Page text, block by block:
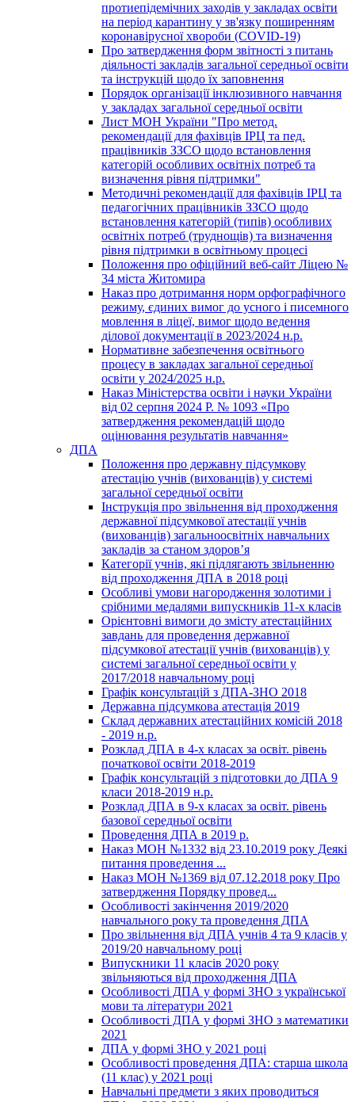
протиепідемічних заходів у закладах освіти
на період карантину у зв'язку поширенням
коронавірусної хвороби (COVID-19)
Про затвердження форм звітності з питань
діяльності закладів загальної середньої освіти
та інструкцій щодо їх заповнення
Порядок організації інклюзивного навчання
у закладах загальної середньої освіти
Лист МОН України "Про метод.
рекомендації для фахівців ІРЦ та пед.
працівників ЗЗСО щодо встановлення
категорій особливих освітніх потреб та
визначення рівня підтримки"
Методичні рекомендації для фахівців ІРЦ та
педагогічних працівників ЗЗСО щодо
встановлення категорій (типів) особливих
освітніх потреб (труднощів) та визначення
рівня підтримки в освітньому процесі
Положення про офіційний веб-сайт Ліцею №
34 міста Житомира
Наказ про дотримання норм орфографічного
режиму, єдиних вимог до усного і писемного
мовлення в ліцеї, вимог щодо ведення
ділової документації в 2023/2024 н.р.
Нормативне забезпечення освітнього
процесу в закладах загальної середньої
освіти у 2024/2025 н.р.
Наказ Міністерства освіти і науки України
від 02 серпня 2024 Р. № 1093 «Про
затвердження рекомендацій щодо
оцінювання результатів навчання»
ДПА
Положення про державну підсумкову
атестацію учнів (вихованців) у системі
загальної середньої освіти
Інструкція про звільнення від проходження
державної підсумкової атестації учнів
(вихованців) загальноосвітніх навчальних
закладів за станом здоров’я
Категорії учнів, які підлягають звільненню
від проходження ДПА в 2018 році
Особливі умови нагородження золотими і
срібними медалями випускників 11-х класів
Орієнтовні вимоги до змісту атестаційних
завдань для проведення державної
підсумкової атестації учнів (вихованців) у
системі загальної середньої освіти у
2017/2018 навчальному році
Графік консультацій з ДПА-ЗНО 2018
Державна підсумкова атестація 2019
Склад державних атестаційних комісій 2018
- 2019 н.р.
Розклад ДПА в 4-х класах за освіт. рівень
початкової освіти 2018-2019
Графік консультацій з підготовки до ДПА 9
класи 2018-2019 н.р.
Розклад ДПА в 9-х класах за освіт. рівень
базової середньої освіти
Проведення ДПА в 2019 р.
Наказ МОН №1332 від 23.10.2019 року Деякі
питання проведення ...
Наказ МОН №1369 від 07.12.2018 року Про
затвердження Порядку провед...
Особливості закінчення 2019/2020
навчального року та проведення ДПА
Про звільнення від ДПА учнів 4 та 9 класів у
2019/20 навчальному році
Випускники 11 класів 2020 року
звільняються від проходження ДПА
Особливості ДПА у формі ЗНО з української
мови та літератури 2021
Особливості ДПА у формі ЗНО з математики
2021
ДПА у формі ЗНО у 2021 році
Особливості проведення ДПА: старша школа
(11 клас) у 2021 році
Навчальні предмети з яких проводиться